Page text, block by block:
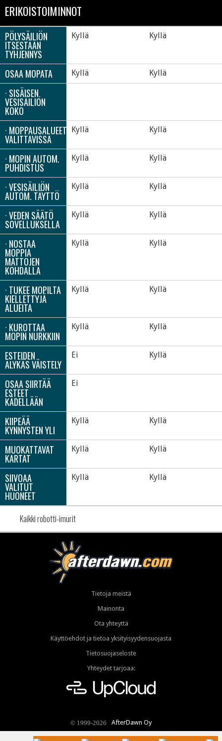
ERIKOISTOIMINNOT
PÖLYSÄILIÖN
ITSESTÄÄN
TYHJENNYS
Kyllä Kyllä
OSAA MOPATA Kyllä Kyllä
· SISÄISEN
VESISÄILIÖN
KOKO
· MOPPAUSALUEET
VALITTAVISSA
Kyllä Kyllä
· MOPIN AUTOM.
PUHDISTUS
Kyllä Kyllä
· VESISÄILIÖN
AUTOM. TÄYTTÖ
Kyllä Kyllä
· VEDEN SÄÄTÖ
SOVELLUKSELLA
Kyllä Kyllä
· NOSTAA
MOPPIA
MATTOJEN
KOHDALLA
Kyllä Kyllä
· TUKEE MOPILTA
KIELLETTYJÄ
ALUEITA
Kyllä Kyllä
· KUROTTAA
MOPIN NURKKIIN
Kyllä Kyllä
ESTEIDEN
ÄLYKÄS VÄISTELY
Ei Kyllä
OSAA SIIRTÄÄ
ESTEET
KÄDELLÄÄN
Ei
KIIPEÄÄ
KYNNYSTEN YLI
Kyllä Kyllä
MUOKATTAVAT
KARTAT
Kyllä Kyllä
SIIVOAA
VALITUT
HUONEET
Kyllä Kyllä
Kaikki robotti-imurit
Tietoja meistä
Mainonta
Ota yhteyttä
Käyttöehdot ja tietoa yksityisyydensuojasta
Tietosuojaseloste
Yhteydet tarjoaa:
© 1999-2026 AfterDawn Oy